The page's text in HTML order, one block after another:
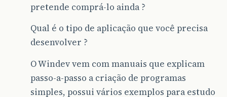
pretende comprá-lo ainda ?
Qual é o tipo de aplicação que você precisa
desenvolver ?
O Windev vem com manuais que explicam
passo-a-passo a criação de programas
simples, possui vários exemplos para estudo